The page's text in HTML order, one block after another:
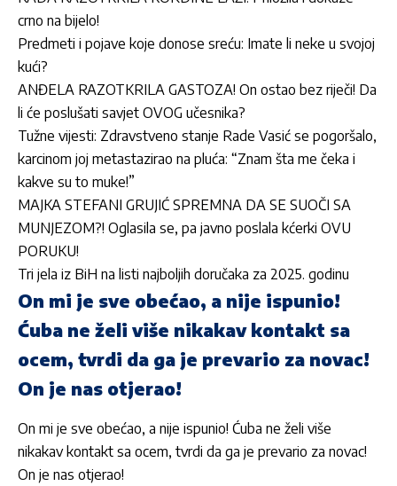
crno na bijelo!
Predmeti i pojave koje donose sreću: Imate li neke u svojoj
kući?
ANĐELA RAZOTKRILA GASTOZA! On ostao bez riječi! Da
li će poslušati savjet OVOG učesnika?
Tužne vijesti: Zdravstveno stanje Rade Vasić se pogoršalo,
karcinom joj metastazirao na pluća: “Znam šta me čeka i
kakve su to muke!”
MAJKA STEFANI GRUJIĆ SPREMNA DA SE SUOČI SA
MUNJEZOM?! Oglasila se, pa javno poslala kćerki OVU
PORUKU!
Tri jela iz BiH na listi najboljih doručaka za 2025. godinu
On mi je sve obećao, a nije ispunio!
Ćuba ne želi više nikakav kontakt sa
ocem, tvrdi da ga je prevario za novac!
On je nas otjerao!
On mi je sve obećao, a nije ispunio! Ćuba ne želi više
nikakav kontakt sa ocem, tvrdi da ga je prevario za novac!
On je nas otjerao!